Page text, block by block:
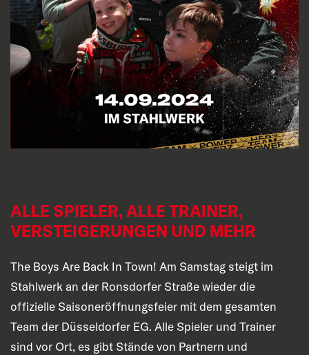
ALLE SPIELER, ALLE TRAINER,
VERSTEIGERUNGEN UND MEHR
The Boys Are Back In Town! Am Samstag steigt im
Stahlwerk an der Ronsdorfer Straße wieder die
offizielle Saisoneröffnungsfeier mit dem gesamten
Team der Düsseldorfer EG. Alle Spieler und Trainer
sind vor Ort, es gibt Stände von Partnern und